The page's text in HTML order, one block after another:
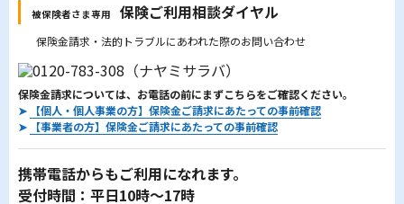
被保険者さま専用 保険ご利用相談ダイヤル
保険金請求・法的トラブルにあわれた際のお問い合わせ
保険金請求については、お電話の前にまずこちらをご確認ください。
➤
【個人・個人事業の方】保険金ご請求にあたっての事前確認
➤
【事業者の方】保険金ご請求にあたっての事前確認
携帯電話からもご利用になれます。
受付時間：平日10時～17時